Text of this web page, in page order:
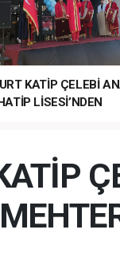
KATİP ÇELEBİ
LİSESİ’NDEN